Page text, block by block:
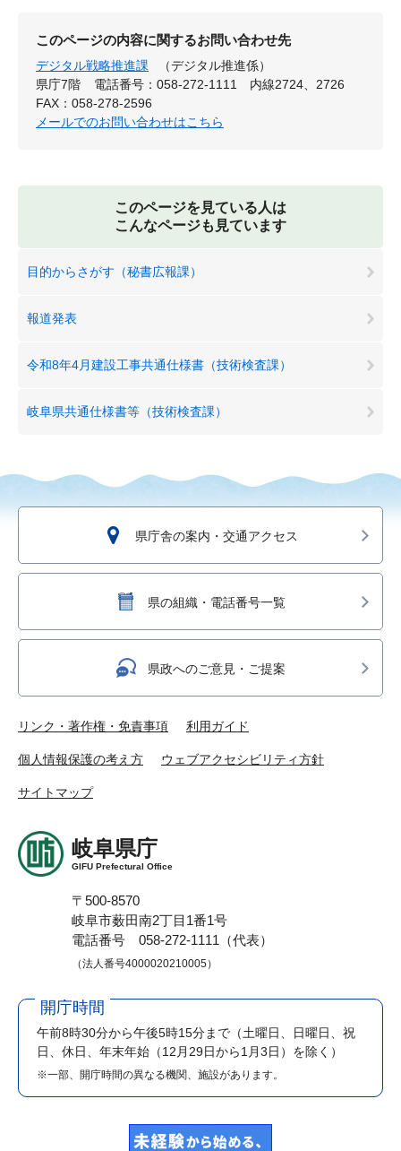
このページの内容に関するお問い合わせ先
デジタル戦略推進課
（デジタル推進係）
県庁7階
電話番号：058-272-1111 内線2724、2726
FAX：058-278-2596
メールでのお問い合わせはこちら
このページを見ている人は
こんなページも見ています
目的からさがす（秘書広報課）
報道発表
令和8年4月建設工事共通仕様書（技術検査課）
岐阜県共通仕様書等（技術検査課）
県庁舎の案内・交通アクセス
県の組織・電話番号一覧
県政へのご意見・ご提案
リンク・著作権・免責事項 利用ガイド
個人情報保護の考え方 ウェブアクセシビリティ方針
サイトマップ
岐阜県庁
GIFU Prefectural Office
〒500-8570
岐阜市薮田南2丁目1番1号
電話番号 058-272-1111（代表）
（法人番号4000020210005）
開庁時間
午前8時30分から午後5時15分まで （土曜日、日曜日、祝
日、休日、年末年始（12月29日から1月3日）を除く）
※一部、開庁時間の異なる機関、施設があります。